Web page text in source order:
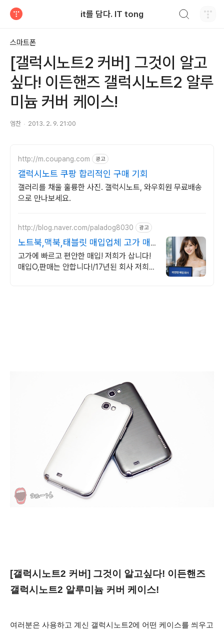
it를 담다. IT tong
스마트폰
[갤럭시노트2 커버] 그것이 알고
싶다! 이든핸즈 갤럭시노트2 알루
미늄 커버 케이스!
엠찬 2013. 2. 9. 21:00
http://m.coupang.com 광고
갤럭시노트 쿠팡 합리적인 구매 기회
갤러리를 채울 훌륭한 사진. 갤럭시노트, 와우회원 무료배송
으로 만나보세요.
http://blog.naver.com/paladog8030 광고
노트북,맥북,태블릿 매입업체 고가 매
입 회사
고가에 빠르고 편안한 매입! 저희가 삽니다!
매입O,판매는 안합니다!/17년된 회사 저희가
[갤럭시노트2 커버] 그것이 알고싶다! 이든핸즈
갤럭시노트2 알루미늄 커버 케이스!
여러분은 사용하고 계신 갤럭시노트2에 어떤 케이스를 씌우고